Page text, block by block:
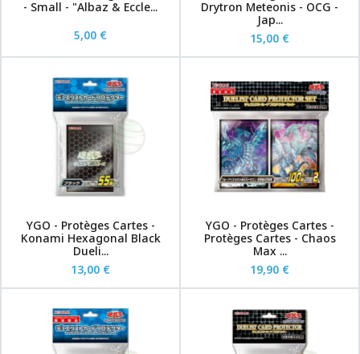
- Small - "Albaz & Eccle...
5,00 €
Drytron Meteonis - OCG -
Jap...
15,00 €
YGO - Protèges Cartes -
Konami Hexagonal Black
Dueli...
13,00 €
YGO - Protèges Cartes -
Protèges Cartes - Chaos
Max ...
19,90 €